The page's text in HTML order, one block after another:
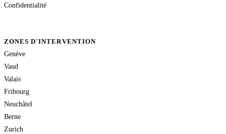
Confidentialité
ZONES D'INTERVENTION
Genève
Vaud
Valais
Fribourg
Neuchâtel
Berne
Zurich